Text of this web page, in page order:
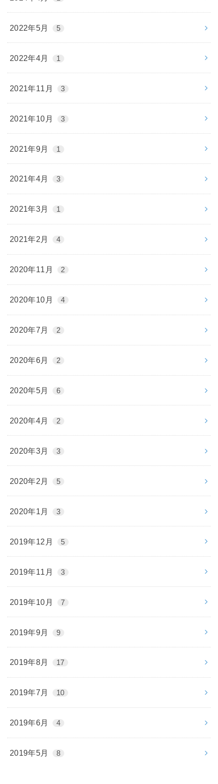
2022年5月 5
2022年4月 1
2021年11月 3
2021年10月 3
2021年9月 1
2021年4月 3
2021年3月 1
2021年2月 4
2020年11月 2
2020年10月 4
2020年7月 2
2020年6月 2
2020年5月 6
2020年4月 2
2020年3月 3
2020年2月 5
2020年1月 3
2019年12月 5
2019年11月 3
2019年10月 7
2019年9月 9
2019年8月 17
2019年7月 10
2019年6月 4
2019年5月 8